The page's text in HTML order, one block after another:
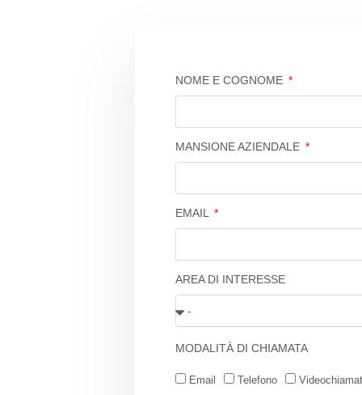
NOME E COGNOME
MANSIONE AZIENDALE
EMAIL
AREA DI INTERESSE
MODALITÀ DI CHIAMATA
Email Telefono